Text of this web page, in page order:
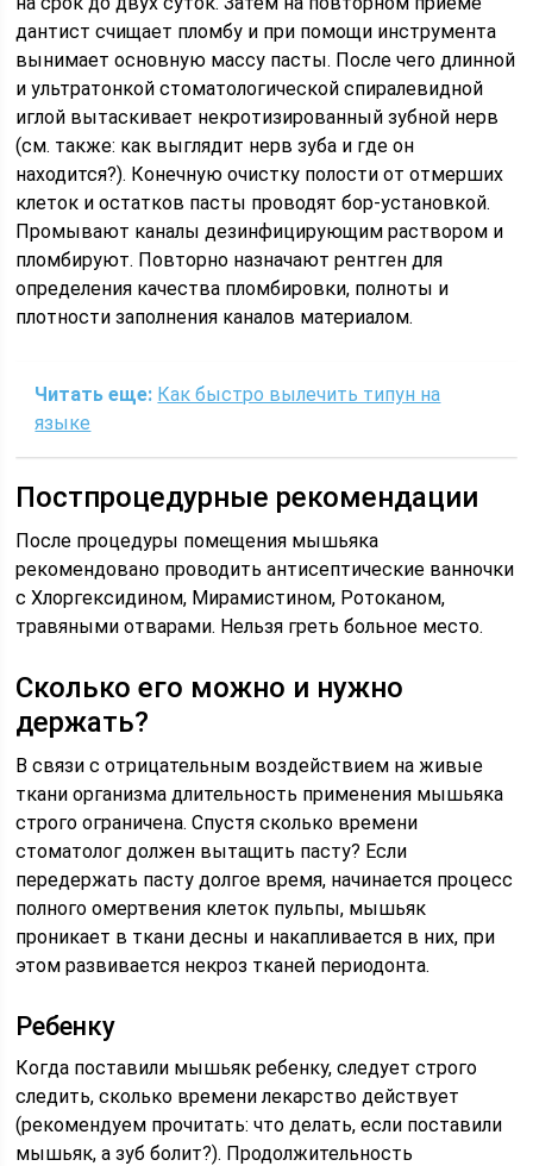
дантист счищает пломбу и при помощи инструмента
вынимает основную массу пасты. После чего длинной
и ультратонкой стоматологической спиралевидной
иглой вытаскивает некротизированный зубной нерв
(см. также: как выглядит нерв зуба и где он
находится?). Конечную очистку полости от отмерших
клеток и остатков пасты проводят бор-установкой.
Промывают каналы дезинфицирующим раствором и
пломбируют. Повторно назначают рентген для
определения качества пломбировки, полноты и
плотности заполнения каналов материалом.
Читать еще: Как быстро вылечить типун на
языке
Постпроцедурные рекомендации
После процедуры помещения мышьяка
рекомендовано проводить антисептические ванночки
с Хлоргексидином, Мирамистином, Ротоканом,
травяными отварами. Нельзя греть больное место.
Сколько его можно и нужно
держать?
В связи с отрицательным воздействием на живые
ткани организма длительность применения мышьяка
строго ограничена. Спустя сколько времени
стоматолог должен вытащить пасту? Если
передержать пасту долгое время, начинается процесс
полного омертвения клеток пульпы, мышьяк
проникает в ткани десны и накапливается в них, при
этом развивается некроз тканей периодонта.
Ребенку
Когда поставили мышьяк ребенку, следует строго
следить, сколько времени лекарство действует
(рекомендуем прочитать: что делать, если поставили
мышьяк, а зуб болит?). Продолжительность